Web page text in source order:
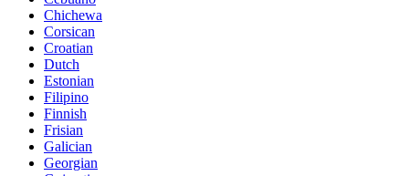
Chichewa
Corsican
Croatian
Dutch
Estonian
Filipino
Finnish
Frisian
Galician
Georgian